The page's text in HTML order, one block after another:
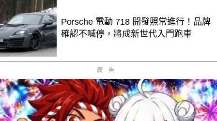
Porsche 電動 718 開發照常進行！品牌
確認不喊停，將成新世代入門跑車
廣告